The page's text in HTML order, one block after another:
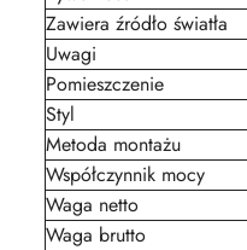
Zawiera źródło światła
Uwagi
Pomieszczenie
Styl
Metoda montażu
Współczynnik mocy
Waga netto
Waga brutto